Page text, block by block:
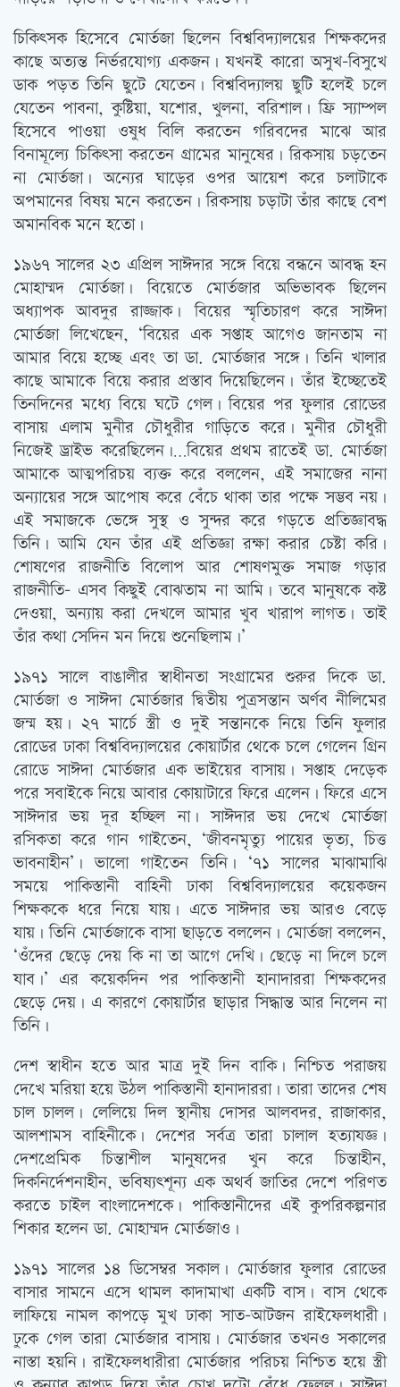
চিকিত্‍সক হিসেবে মোর্তজা ছিলেন বিশ্ববিদ্যালয়ের শিক্ষকদের
কাছে অত্যন্ত নির্ভরযোগ্য একজন। যখনই কারো অসুখ-বিসুখে
ডাক পড়ত তিনি ছুটে যেতেন। বিশ্ববিদ্যালয় ছুটি হলেই চলে
যেতেন পাবনা, কুষ্টিয়া, যশোর, খুলনা, বরিশাল। ফ্রি স্যাম্পল
হিসেবে পাওয়া ওষুধ বিলি করতেন গরিবদের মাঝে আর
বিনামূল্যে চিকিত্‍সা করতেন গ্রামের মানুষের। রিকসায় চড়তেন
না মোর্তজা। অন্যের ঘাড়ের ওপর আয়েশ করে চলাটাকে
অপমানের বিষয় মনে করতেন। রিকসায় চড়াটা তাঁর কাছে বেশ
অমানবিক মনে হতো।
১৯৬৭ সালের ২৩ এপ্রিল সাঈদার সঙ্গে বিয়ে বন্ধনে আবদ্ধ হন
মোহাম্মদ মোর্তজা। বিয়েতে মোর্তজার অভিভাবক ছিলেন
অধ্যাপক আবদুর রাজ্জাক। বিয়ের স্মৃতিচারণ করে সাঈদা
মোর্তজা লিখেছেন, ‘বিয়ের এক সপ্তাহ আগেও জানতাম না
আমার বিয়ে হচ্ছে এবং তা ডা. মোর্তজার সঙ্গে। তিনি খালার
কাছে আমাকে বিয়ে করার প্রস্তাব দিয়েছিলেন। তাঁর ইচ্ছেতেই
তিনদিনের মধ্যে বিয়ে ঘটে গেল। বিয়ের পর ফুলার রোডের
বাসায় এলাম মুনীর চৌধুরীর গাড়িতে করে। মুনীর চৌধুরী
নিজেই ড্রাইভ করেছিলেন।…বিয়ের প্রথম রাতেই ডা. মোর্তজা
আমাকে আত্মপরিচয় ব্যক্ত করে বললেন, এই সমাজের নানা
অন্যায়ের সঙ্গে আপোষ করে বেঁচে থাকা তার পক্ষে সম্ভব নয়।
এই সমাজকে ভেঙ্গে সুস্থ ও সুন্দর করে গড়তে প্রতিজ্ঞাবদ্ধ
তিনি। আমি যেন তাঁর এই প্রতিজ্ঞা রক্ষা করার চেষ্টা করি।
শোষণের রাজনীতি বিলোপ আর শোষণমুক্ত সমাজ গড়ার
রাজনীতি- এসব কিছুই বোঝতাম না আমি। তবে মানুষকে কষ্ট
দেওয়া, অন্যায় করা দেখলে আমার খুব খারাপ লাগত। তাই
তাঁর কথা সেদিন মন দিয়ে শুনেছিলাম।’
১৯৭১ সালে বাঙালীর স্বাধীনতা সংগ্রামের শুরুর দিকে ডা.
মোর্তজা ও সাঈদা মোর্তজার দ্বিতীয় পুত্রসন্তান অর্ণব নীলিমের
জন্ম হয়। ২৭ মার্চে স্ত্রী ও দুই সন্তানকে নিয়ে তিনি ফুলার
রোডের ঢাকা বিশ্ববিদ্যালয়ের কোয়ার্টার থেকে চলে গেলেন গ্রিন
রোডে সাঈদা মোর্তজার এক ভাইয়ের বাসায়। সপ্তাহ দেড়েক
পরে সবাইকে নিয়ে আবার কোয়াটারে ফিরে এলেন। ফিরে এসে
সাঈদার ভয় দূর হচ্ছিল না। সাঈদার ভয় দেখে মোর্তজা
রসিকতা করে গান গাইতেন, ‘জীবনমৃত্যু পায়ের ভৃত্য, চিত্ত
ভাবনাহীন’। ভালো গাইতেন তিনি। ‘৭১ সালের মাঝামাঝি
সময়ে পাকিস্তানী বাহিনী ঢাকা বিশ্ববিদ্যালয়ের কয়েকজন
শিক্ষককে ধরে নিয়ে যায়। এতে সাঈদার ভয় আরও বেড়ে
যায়। তিনি মোর্তজাকে বাসা ছাড়তে বললেন। মোর্তজা বললেন,
‘ওঁদের ছেড়ে দেয় কি না তা আগে দেখি। ছেড়ে না দিলে চলে
যাব।’ এর কয়েকদিন পর পাকিস্তানী হানাদাররা শিক্ষকদের
ছেড়ে দেয়। এ কারণে কোয়ার্টার ছাড়ার সিদ্ধান্ত আর নিলেন না
তিনি।
দেশ স্বাধীন হতে আর মাত্র দুই দিন বাকি। নিশ্চিত পরাজয়
দেখে মরিয়া হয়ে উঠল পাকিস্তানী হানাদাররা। তারা তাদের শেষ
চাল চালল। লেলিয়ে দিল স্থানীয় দোসর আলবদর, রাজাকার,
আলশামস বাহিনীকে। দেশের সর্বত্র তারা চালাল হত্যাযজ্ঞ।
দেশপ্রেমিক চিন্তাশীল মানুষদের খুন করে চিন্তাহীন,
দিকনির্দেশনাহীন, ভবিষ্যত্‍শূন্য এক অথর্ব জাতির দেশে পরিণত
করতে চাইল বাংলাদেশকে। পাকিস্তানীদের এই কুপরিকল্পনার
শিকার হলেন ডা. মোহাম্মদ মোর্তজাও।
১৯৭১ সালের ১৪ ডিসেম্বর সকাল। মোর্তজার ফুলার রোডের
বাসার সামনে এসে থামল কাদামাখা একটি বাস। বাস থেকে
লাফিয়ে নামল কাপড়ে মুখ ঢাকা সাত-আটজন রাইফেলধারী।
ঢুকে গেল তারা মোর্তজার বাসায়। মোর্তজার তখনও সকালের
নাস্তা হয়নি। রাইফেলধারীরা মোর্তজার পরিচয় নিশ্চিত হয়ে স্ত্রী